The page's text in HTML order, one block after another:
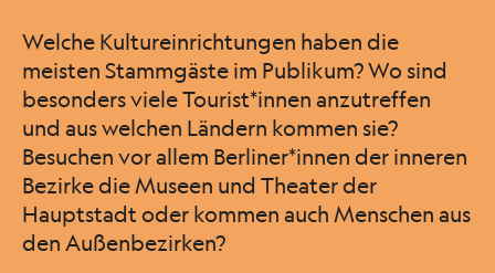
Welche Kultureinrichtungen haben die
meisten Stammgäste im Publikum? Wo sind
besonders viele Tourist*innen anzutreffen
und aus welchen Ländern kommen sie?
Besuchen vor allem Berliner*innen der inneren
Bezirke die Museen und Theater der
Hauptstadt oder kommen auch Menschen aus
den Außenbezirken?